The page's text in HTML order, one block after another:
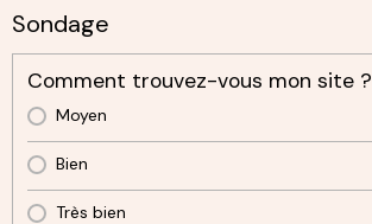
Sondage
Comment trouvez-vous mon site ?
Moyen
Bien
Très bien